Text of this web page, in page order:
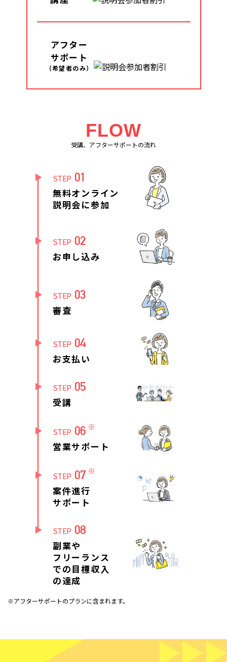
アフター
サポート
（希望者のみ）
FLOW
受講、アフターサポートの流れ
STEP 01
無料オンライン
説明会に参加
STEP 02
お申し込み
STEP 03
審査
STEP 04
お支払い
STEP 05
受講
STEP 06 ※
営業サポート
STEP 07 ※
案件進行
サポート
STEP 08
副業や
フリーランス
での目標収入
の達成
※アフターサポートのプランに含まれます。